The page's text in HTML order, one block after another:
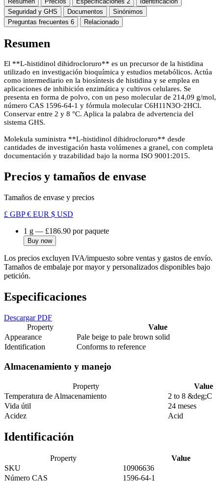
Seguridad y GHS
Documentos
Sinónimos
Preguntas frecuentes 6 Relacionado
Resumen
El **L-histidinol dihidrocloruro** es un precursor de la histidina
utilizado en investigación bioquímica y estudios metabólicos. Actúa
como intermediario en la biosíntesis de histidina y se emplea en
aplicaciones de inhibición enzimática y cultivos celulares. Se
presenta en forma de polvo, con un peso molecular de 214,09 g/mol,
número CAS 1596-64-1 y fórmula molecular C6H11N3O·2HCl.
Conservar entre 2 y 8 °C. Aplica la palabra de advertencia del
sistema GHS.
Molekula suministra **L-histidinol dihidrocloruro** desde
cantidades de investigación hasta volúmenes a granel, con completa
documentación y trazabilidad bajo la norma ISO 9001:2015.
Precios y tamaños de envase
Tamaños de envase y precios
£ GBP€ EUR $ USD
1 g — £186.90 por paquete
Buy now
Los precios excluyen IVA/impuesto sobre ventas y gastos de envío.
Tamaños de embalaje por mayor y personalizados disponibles bajo
petición.
Especificaciones
Descargar PDF
Property
Value
Appearance
Pale beige to pale brown solid
Identification
Conforms to reference
Almacenamiento y manejo
Property
Value
Temperatura de Almacenamiento
2 to 8 &deg;C
Vida útil
24 meses
Acidez
Acid
Identificación
Property
Value
SKU
10906636
Número CAS
1596-64-1